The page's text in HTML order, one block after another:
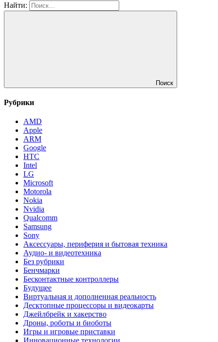
Найти:
Поиск
Рубрики
AMD
Apple
ARM
Google
HTC
Intel
LG
Microsoft
Motorola
Nokia
Nvidia
Qualcomm
Samsung
Sony
Аксессуары, периферия и бытовая техника
Аудио- и видеотехника
Без рубрики
Бенчмарки
Бесконтактные контроллеры
Будущее
Виртуальная и дополненная реальность
Десктопные процессоры и видеокарты
Джейлбрейк и хакерство
Дроны, роботы и биоботы
Игры и игровые приставки